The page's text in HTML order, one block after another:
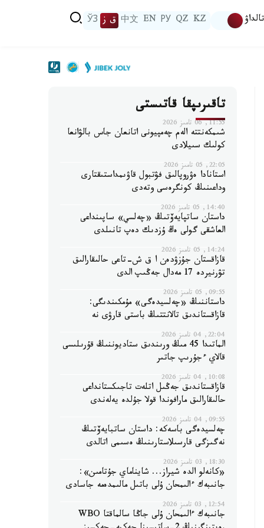
تالداۋ KZ
QZ
РУ
EN
中文 ق ز ЎЗ
تاقىرىپقا قاتىستى
11:55, 06 تامىز 2026
شىمكەنتتە الەم چەمپيونى اتانعان جاس بالۋانعا
كولىك سىيلادى
22:05, 05 تامىز 2026
استانادا ەۋروپالىق فۋتبول قاۋىمداستىقتارى
وداعىنىڭ كونگرەسى وتەدى
14:40, 05 تامىز 2026
داستان ساتپايەۆتىڭ «چەلسي» ساپىنداعى
العاشقى گولى ەڭ ۇزدىك دەپ تانىلدى
14:24, 05 تامىز 2026
قازاقستان جۇزۋدەن ا ق ش-تاعى حالىقارالىق
تۋرنيردە 17 مەدال جەڭىپ الدى
09:55, 05 تامىز 2026
داستاننىڭ «چەلسيدەگى» مۇمكىندىگى:
قازاقستاندىق تالانتتىڭ باستى قارۋى نە
22:04, 04 تامىز 2026
الماتىدا 45 مىڭ ورىندىق ستاديوننىڭ قۇرىلىسى
قالاي ءجۇرىپ جاتىر
10:08, 04 تامىز 2026
قازاقستاندىق جەڭىل اتلەت تاجىكستانداعى
حالىقارالىق مارافوندا قولا جۇلدە يەلەندى
09:55, 04 تامىز 2026
چەلسيدەگى باسەكە: داستان ساتبايەۆتىڭ
نەگىزگى قارسىلاستارىنىڭ ەسىمى اتالدى
18:30, 03 تامىز 2026
«كانەلو الدە شيراز... شايناماي جۇتامىن»:
جانىبەك ءالىمحان ۇلى باتىل مالىمدەمە جاسادى
12:54, 03 تامىز 2026
جانىبەك ءالىمحان ۇلى جاڭا سالماقتا WBO